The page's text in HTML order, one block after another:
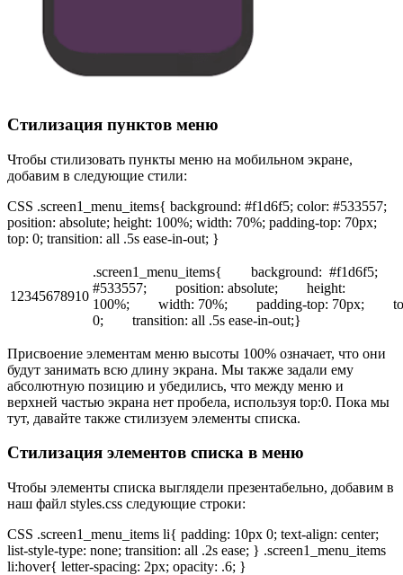
Стилизация пунктов меню
Чтобы стилизовать пункты меню на мобильном экране,
добавим в следующие стили:
CSS .screen1_menu_items{ background: #f1d6f5; color: #533557;
position: absolute; height: 100%; width: 70%; padding-top: 70px;
top: 0; transition: all .5s ease-in-out; }
12345678910
.screen1_menu_items{ background: #f1d6f5;
#533557; position: absolute; height:
100%; width: 70%; padding-top: 70px;
0; transition: all .5s ease-in-out;}
Присвоение элементам меню высоты 100% означает, что они
будут занимать всю длину экрана. Мы также задали ему
абсолютную позицию и убедились, что между меню и
верхней частью экрана нет пробела, используя top:0. Пока мы
тут, давайте также стилизуем элементы списка.
Стилизация элементов списка в меню
Чтобы элементы списка выглядели презентабельно, добавим в
наш файл styles.css следующие строки:
CSS .screen1_menu_items li{ padding: 10px 0; text-align: center;
list-style-type: none; transition: all .2s ease; } .screen1_menu_items
li:hover{ letter-spacing: 2px; opacity: .6; }